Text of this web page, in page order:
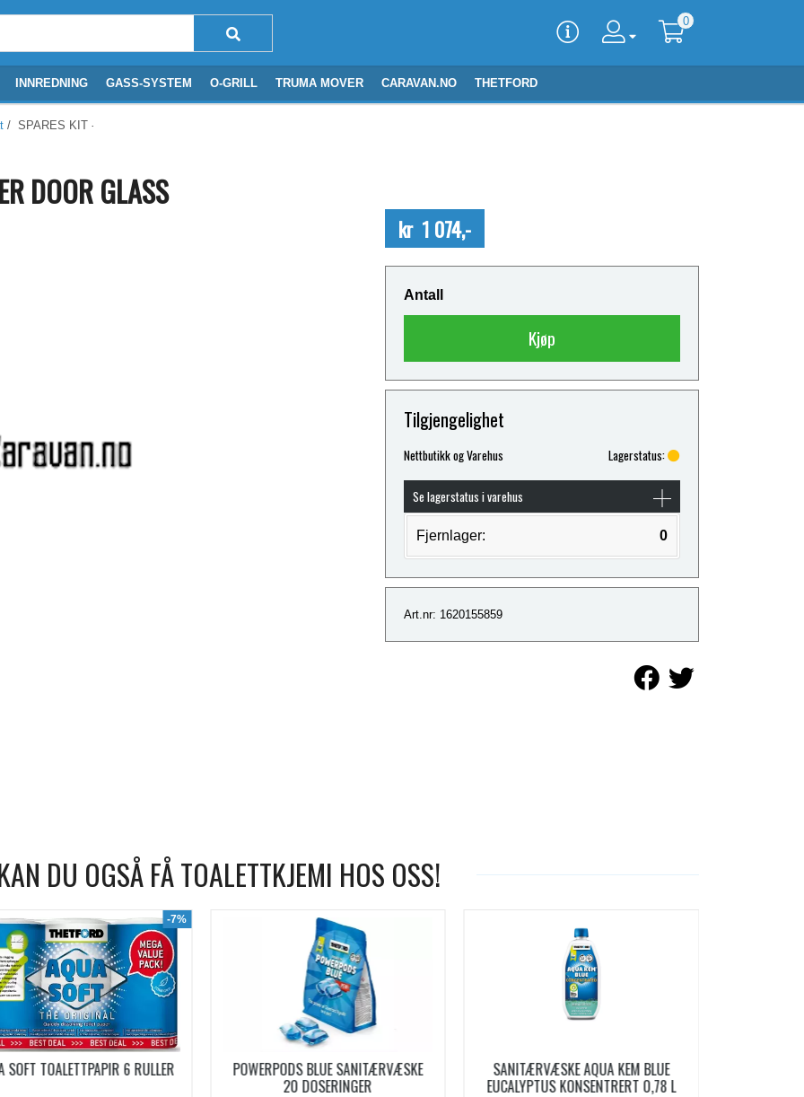
0
INNREDNING GASS-SYSTEM O-GRILL TRUMA MOVER CARAVAN.NO THETFORD
/ SPARES KIT -DUPLEX XL INNER DOOR GLASS
DOOR GLASS
kr 1 074,-
Antall
Kjøp
Tilgjengelighet
Nettbutikk og Varehus Lagerstatus:
Se lagerstatus i varehus
Fjernlager: 0
Art.nr: 1620155859
DU OGSÅ FÅ TOALETTKJEMI HOS OSS!
BLUE SANITÆRVÆSKE SANITÆRVÆSKE AQUA KEM BLUE
EUCALYPTUS KONSENTRERT 0,78 L
AQUA KEM BLUE SACHETS
SANITÆRVÆSKE 15 DOSER